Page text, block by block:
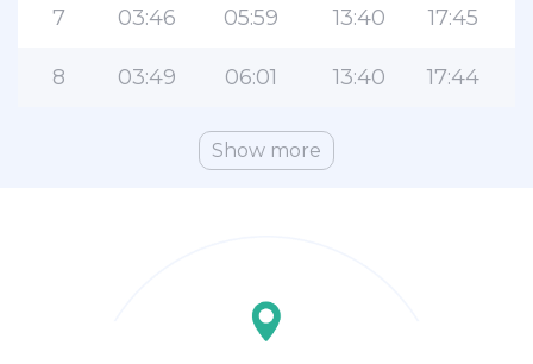
7 03:46 05:59 13:40 17:45
8 03:49 06:01 13:40 17:44
Show more